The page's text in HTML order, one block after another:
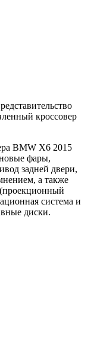
кроссовер
BMW X6 2015
фары,
задней двери,
а также
(проекционный
система и
диски.